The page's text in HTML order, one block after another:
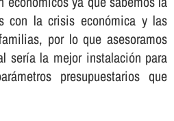
con la crisis económica y las
por lo que asesoramos
serí­a la mejor instalación para
presupuestarios que